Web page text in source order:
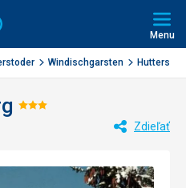
Prihlásiť
Menu
Windischgarsten
Hodnotenie:
Zdieľať